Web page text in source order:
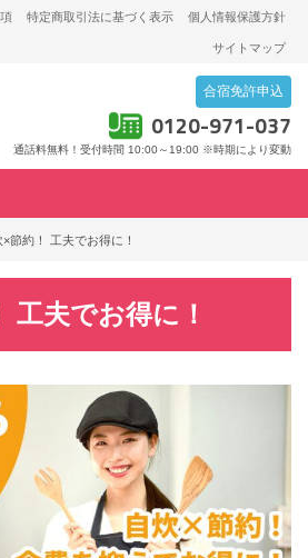
特定商取引法に基づく表示 個人情報保護方針
サイトマップ
合宿免許申込
0120-971-037
通話料無料！受付時間 10:00～19:00 ※時期により変動
×節約！ 工夫でお得に！
工夫でお得に！